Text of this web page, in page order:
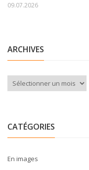
09.07.2026
ARCHIVES
Archives
CATÉGORIES
En images